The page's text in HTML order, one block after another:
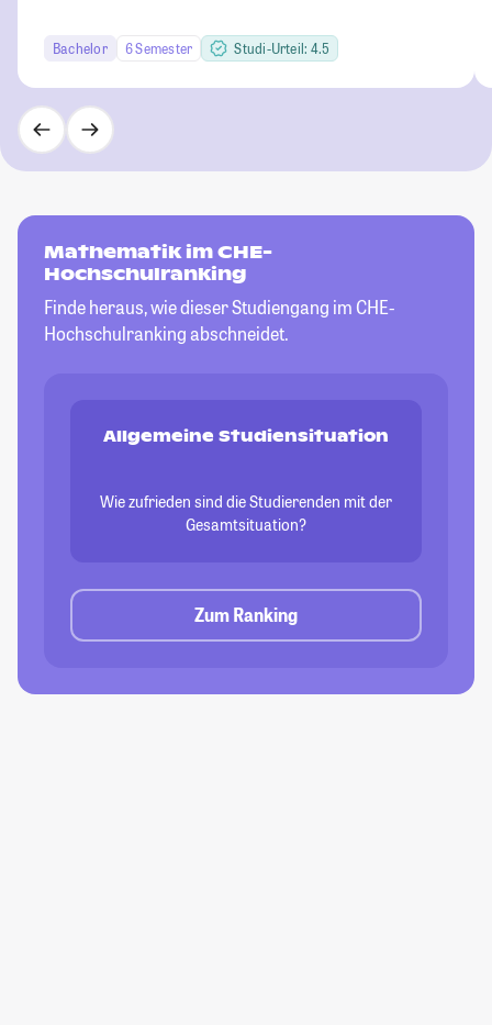
Bachelor 6 Semester Studi-Urteil: 4.5
Mathematik im CHE-
Hochschulranking
Finde heraus, wie dieser Studiengang im CHE-
Hochschulranking abschneidet.
Allgemeine Studiensituation
Wie zufrieden sind die Studierenden mit der
Gesamtsituation?
Zum Ranking